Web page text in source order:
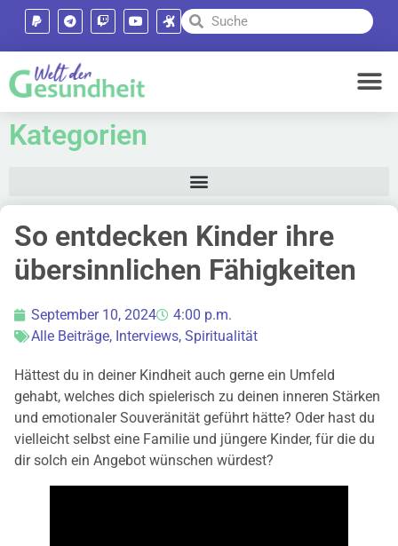
Kategorien
So entdecken Kinder ihre
übersinnlichen Fähigkeiten
September 10, 2024
4:00 p.m.
Alle Beiträge, Interviews, Spiritualität
Hättest du in deiner Kindheit auch gerne ein Umfeld
gehabt, welches dich spielerisch zu deinen inneren Stärken
und emotionaler Souveränität geführt hätte? Oder hast du
vielleicht selbst eine Familie und jüngere Kinder, für die du
dir solch ein Angebot wünschen würdest?